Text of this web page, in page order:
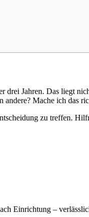
Jahren. Das liegt
andere? Mache ich das
zu treffen.
Einrichtung –